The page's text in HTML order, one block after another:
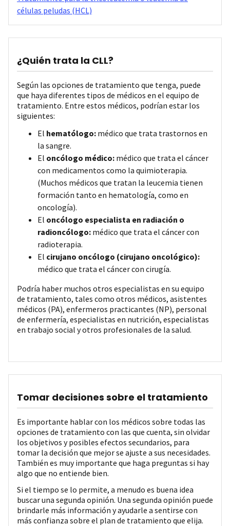
células peludas (HCL)
¿Quién trata la CLL?
Según las opciones de tratamiento que tenga, puede
que haya diferentes tipos de médicos en el equipo de
tratamiento. Entre estos médicos, podrían estar los
siguientes:
El hematólogo: médico que trata trastornos en
la sangre.
El oncólogo médico: médico que trata el cáncer
con medicamentos como la quimioterapia.
(Muchos médicos que tratan la leucemia tienen
formación tanto en hematología, como en
oncología).
El oncólogo especialista en radiación o
radioncólogo: médico que trata el cáncer con
radioterapia.
El cirujano oncólogo (cirujano oncológico):
médico que trata el cáncer con cirugía.
Podría haber muchos otros especialistas en su equipo
de tratamiento, tales como otros médicos, asistentes
médicos (PA), enfermeros practicantes (NP), personal
de enfermería, especialistas en nutrición, especialistas
en trabajo social y otros profesionales de la salud.
Tomar decisiones sobre el tratamiento
Es importante hablar con los médicos sobre todas las
opciones de tratamiento con las que cuenta, sin olvidar
los objetivos y posibles efectos secundarios, para
tomar la decisión que mejor se ajuste a sus necesidades.
También es muy importante que haga preguntas si hay
algo que no entiende bien.
Si el tiempo se lo permite, a menudo es buena idea
buscar una segunda opinión. Una segunda opinión puede
brindarle más información y ayudarle a sentirse con
más confianza sobre el plan de tratamiento que elija.